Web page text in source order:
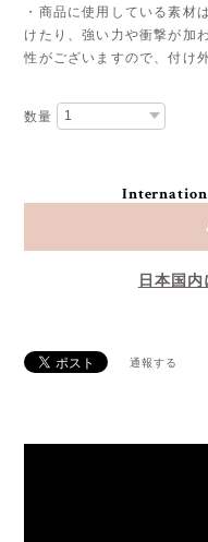
・商品に使用している素材
けたり、強い力や衝撃が加
性がございますので、付け
数量
日本国
通報する